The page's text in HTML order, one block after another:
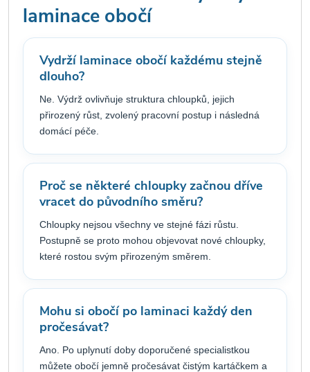
laminace obočí
Vydrží laminace obočí každému stejně
dlouho?
Ne. Výdrž ovlivňuje struktura chloupků, jejich
přirozený růst, zvolený pracovní postup i následná
domácí péče.
Proč se některé chloupky začnou dříve
vracet do původního směru?
Chloupky nejsou všechny ve stejné fázi růstu.
Postupně se proto mohou objevovat nové chloupky,
které rostou svým přirozeným směrem.
Mohu si obočí po laminaci každý den
pročesávat?
Ano. Po uplynutí doby doporučené specialistkou
můžete obočí jemně pročesávat čistým kartáčkem a